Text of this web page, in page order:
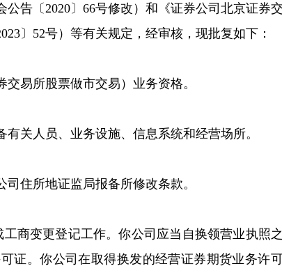
告〔2020〕66号修改）和《证券公司北京证券
〕52号）等有关规定，经审核，现批复如下：
易所股票做市交易）业务资格。
关人员、业务设施、信息系统和经营场所。
住所地证监局报备所修改条款。
商变更登记工作。你公司应当自换领营业执照
证。你公司在取得换发的经营证券期货业务许